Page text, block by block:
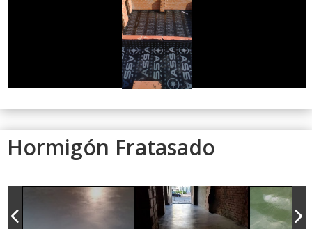
Hormigón Fratasado